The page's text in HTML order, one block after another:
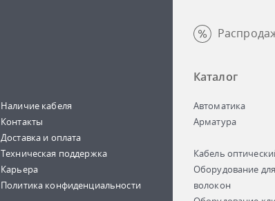
Наличие кабеля
Контакты
Доставка и оплата
Техническая поддержка
Карьера
Политика конфиденциальности
Каталог
Автоматика
Арматура
Кабель
Оборудование
волокон